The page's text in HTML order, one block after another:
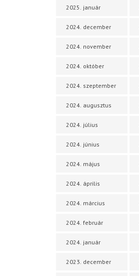
2025. január
2024. december
2024. november
2024. október
2024. szeptember
2024. augusztus
2024. július
2024. június
2024. május
2024. április
2024. március
2024. február
2024. január
2023. december